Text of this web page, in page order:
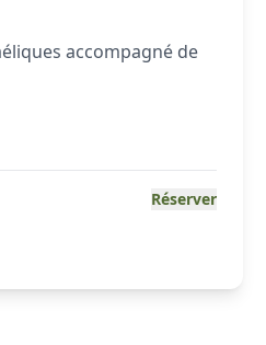
accompagné de
Réserver